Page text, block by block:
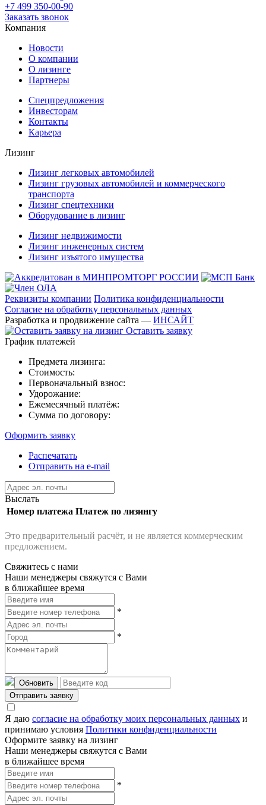
+7 499 350-00-90
Заказать звонок
Компания
Новости
О компании
О лизинге
Партнеры
Спецпредложения
Инвесторам
Контакты
Карьера
Лизинг
Лизинг легковых автомобилей
Лизинг грузовых автомобилей и коммерческого
транспорта
Лизинг спецтехники
Оборудование в лизинг
Лизинг недвижимости
Лизинг инженерных систем
Лизинг изъятого имущества
Реквизиты компании Политика конфиденциальности
Согласие на обработку персональных данных
Разработка и продвижение сайта — ИНСАЙТ
Оставить заявку
График платежей
Предмета лизинга:
Стоимость:
Первоначальный взнос:
Удорожание:
Ежемесячный платёж:
Сумма по договору:
Оформить заявку
Распечатать
Отправить на e-mail
Выслать
Номер платежа Платеж по лизингу
Это предварительный расчёт, и не является коммерческим
предложением.
Свяжитесь с нами
Наши менеджеры свяжутся с Вами
в ближайшее время
*
*
Обновить
Отправить заявку
Я даю согласие на обработку моих персональных данных и
принимаю условия Политики конфиденциальности
Оформите заявку на лизинг
Наши менеджеры свяжутся с Вами
в ближайшее время
*